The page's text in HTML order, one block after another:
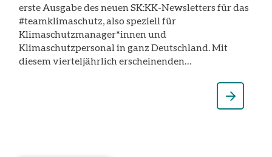
erste Ausgabe des neuen SK:KK-Newsletters für das
#teamklimaschutz, also speziell für
Klimaschutzmanager*innen und
Klimaschutzpersonal in ganz Deutschland. Mit
diesem vierteljährlich erscheinenden…